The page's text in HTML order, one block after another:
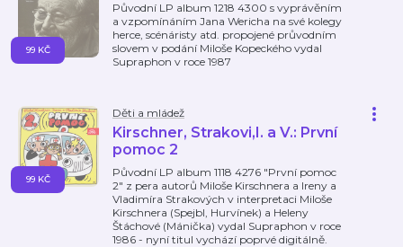
Původní LP album 1218 4300 s vyprávěním
a vzpomínáním Jana Wericha na své kolegy
herce, scénáristy atd. propojené průvodním
slovem v podání Miloše Kopeckého vydal
Supraphon v roce 1987
99 KČ
Děti a mládež
Kirschner, Strakovi,I. a V.: První
pomoc 2
Původní LP album 1118 4276 "První pomoc
2" z pera autorů Miloše Kirschnera a Ireny a
Vladimíra Strakových v interpretaci Miloše
Kirschnera (Spejbl, Hurvínek) a Heleny
Štáchové (Mánička) vydal Supraphon v roce
1986 - nyní titul vychází poprvé digitálně.
99 KČ